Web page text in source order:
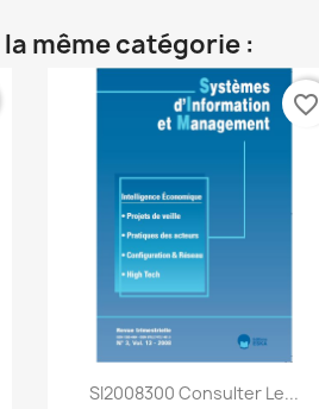
même catégorie :
Aperçu rapide
SI2008300 Consulter Le...
favorite_border